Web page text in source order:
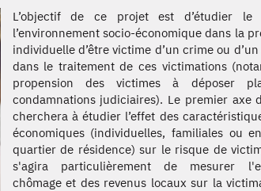
L’objectif de ce projet est d’étudier
l’environnement socio-économique dans la
individuelle d’être victime d’un crime ou
dans le traitement de ces victimations
propension des victimes à déposer
condamnations judiciaires). Le premier axe
cherchera à étudier l’effet des
économiques (individuelles, familiales ou
quartier de résidence) sur le risque de
s'agira particulièrement de mesurer
chômage et des revenus locaux sur la